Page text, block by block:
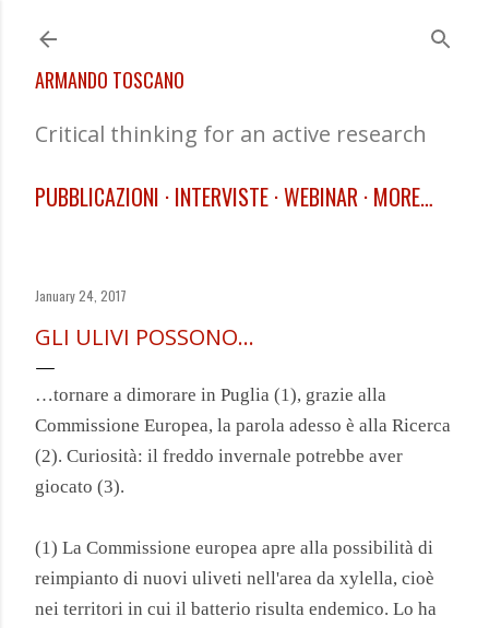
ARMANDO TOSCANO
Critical thinking for an active research
PUBBLICAZIONI INTERVISTE WEBINAR MORE…
January 24, 2017
GLI ULIVI POSSONO…
…tornare a dimorare in Puglia (1), grazie alla
Commissione Europea, la parola adesso è alla Ricerca
(2). Curiosità: il freddo invernale potrebbe aver
giocato (3).
(1) La Commissione europea apre alla possibilità di
reimpianto di nuovi uliveti nell'area da xylella, cioè
nei territori in cui il batterio risulta endemico. Lo ha